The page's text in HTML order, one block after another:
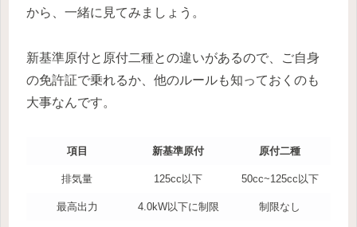
から、一緒に見てみましょう 。
新基準原付と原付二種との違いがあるので、ご自身
の免許証で乗れるか、他のルールも知っておくのも
大事なんです。
項目 新基準原付 原付二種
排気量 125cc以下 50cc~125cc以下
最高出力 4.0kW以下に制限 制限なし